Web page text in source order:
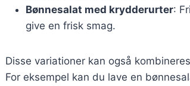
Bønnesalat med krydderurter:
give en frisk smag.
Disse variationer kan også
For eksempel kan du lave en